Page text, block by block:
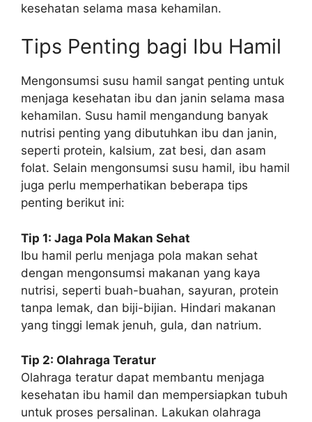
kesehatan selama masa kehamilan.
Tips Penting bagi Ibu Hamil
Mengonsumsi susu hamil sangat penting untuk
menjaga kesehatan ibu dan janin selama masa
kehamilan. Susu hamil mengandung banyak
nutrisi penting yang dibutuhkan ibu dan janin,
seperti protein, kalsium, zat besi, dan asam
folat. Selain mengonsumsi susu hamil, ibu hamil
juga perlu memperhatikan beberapa tips
penting berikut ini:
Tip 1: Jaga Pola Makan Sehat
Ibu hamil perlu menjaga pola makan sehat
dengan mengonsumsi makanan yang kaya
nutrisi, seperti buah-buahan, sayuran, protein
tanpa lemak, dan biji-bijian. Hindari makanan
yang tinggi lemak jenuh, gula, dan natrium.
Tip 2: Olahraga Teratur
Olahraga teratur dapat membantu menjaga
kesehatan ibu hamil dan mempersiapkan tubuh
untuk proses persalinan. Lakukan olahraga